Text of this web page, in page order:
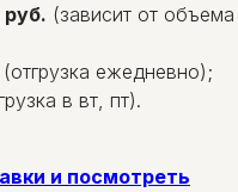
(зависит от объема
ежедневно);
в вт, пт).
и посмотреть